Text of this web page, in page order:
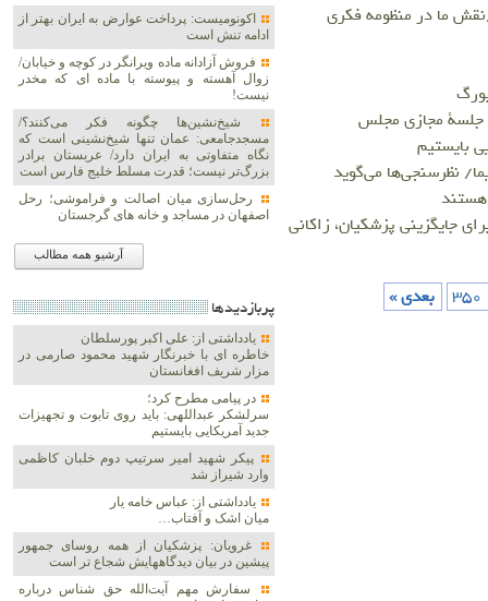
نقش ما در منظومه فکری
جلسۀ مجازی مجلس
بایستیم
نظرسنجی‌ها می‌گوید
جایگزینی پزشکیان، زاکانی
350 بعدی »
اکونومیست: پرداخت عوارض به ایران بهتر از
ادامه تنش است
فروش آزادانه ماده ویرانگر در کوچه و خیابان/
زوال آهسته و پیوسته با ماده ای که مخدر
نیست!
شیخ‌نشین‌ها چگونه فکر می‌کنند؟/
مسجدجامعی: عمان تنها شیخ‌نشینی است که
نگاه متفاوتی به ایران دارد/ عربستان برادر
بزرگ‌تر نیست؛ قدرت مسلط خلیج فارس است
رحل‌سازی میان اصالت و فراموشی؛ رحل
اصفهان در مساجد و خانه های گرجستان
آرشیو همه مطالب
پربازديدها
یادداشتی از: علی اکبر پورسلطان
خاطره ای با خبرنگار شهید محمود صارمی در
مزار شریف افغانستان
در پیامی مطرح کرد؛
سرلشکر عبداللهی: باید روی تابوت و تجهیزات
جدید آمریکایی بایستیم
پیکر شهید امیر سرتیپ دوم خلبان کاظمی
وارد شیراز شد
یادداشتی از: عباس خامه یار
میان اشک و آفتاب…
غرویان: پزشکیان از همه روسای جمهور
پیشین در بیان دیدگاههایش شجاع تر است
سفارش مهم آیت‌الله حق شناس درباره